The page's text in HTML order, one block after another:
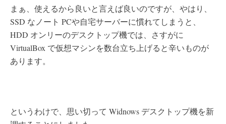
まぁ、使えるから良いと言えば良いのですが、やはり、
SSD なノート PCや自宅サーバーに慣れてしまうと、
HDD オンリーのデスクトップ機では、さすがに
VirtualBox で仮想マシンを数台立ち上げると辛いものが
あります。
というわけで、思い切って Widnows デスクトップ機を新